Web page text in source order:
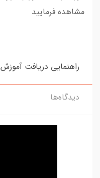
مشاهده فرمایید
راهنمایی دریافت آموزش
دیدگاه‌ها